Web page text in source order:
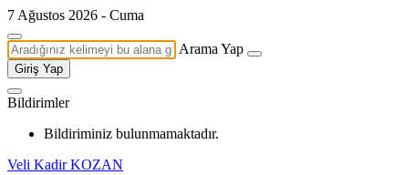
7 Ağustos 2026 - Cuma
Arama Yap
Giriş Yap
Bildirimler
Bildiriminiz bulunmamaktadır.
Veli Kadir KOZAN